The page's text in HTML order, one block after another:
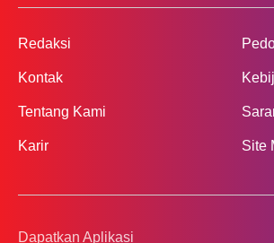
Redaksi
Kontak
Tentang Kami
Karir Site
Dapatkan Aplikasi